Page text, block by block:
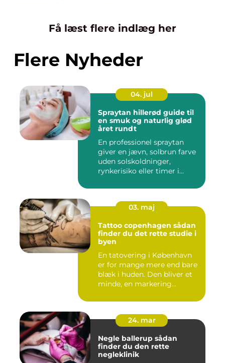
Få læst flere indlæg her
Flere Nyheder
04. jul
Spraytan hillerød guide til
en smuk og naturlig glød
året rundt
En professionel spraytan
giver en jævn, solbrun farve
uden solskoldninger,
rynkerisiko eller timer i...
03. maj
Tattoo copenhagen sådan
finder du det rette studie i
byen
En tatovering i København
er for mange mere end bare
blæk i huden. Den bliver et
minde, en markering...
24. mar
Negle ballerup sådan
finder du den rette
negleklinik